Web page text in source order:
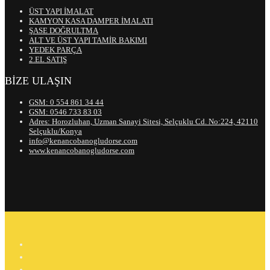
ÜST YAPI İMALAT
KAMYON KASA DAMPER İMALATI
ŞASE DOĞRULTMA
ALT VE ÜST YAPI TAMİR BAKIMI
YEDEK PARÇA
2.EL SATIŞ
BİZE ULAŞIN
GSM: 0 554 861 34 44
GSM: 0546 733 83 03
Adres: Horozluhan, Uzman Sanayi Sitesi, Selçuklu Cd. No:224, 42110
Selçuklu/Konya
info@kenancobanogludorse.com
www.kenancobanogludorse.com